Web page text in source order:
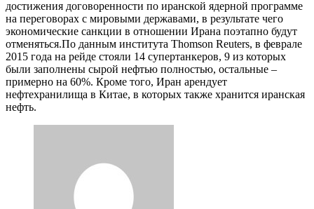
достижения договоренности по иранской ядерной программе
на переговорах с мировыми державами, в результате чего
экономические санкции в отношении Ирана поэтапно будут
отменяться.По данным института Thomson Reuters, в феврале
2015 года на рейде стояли 14 супертанкеров, 9 из которых
были заполнены сырой нефтью полностью, остальные –
примерно на 60%. Кроме того, Иран арендует
нефтехранилища в Китае, в которых также хранится иранская
нефть.